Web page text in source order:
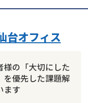
様の「大切にした
を優先した課題解
ます
台オフィス